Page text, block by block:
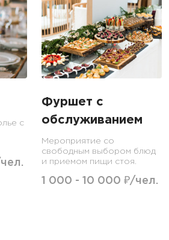
с
Фуршет с
обслуживанием
Мероприятие со
свободным выбором блюд
и приемом пищи стоя.
1 000 - 10 000 ₽/чел.